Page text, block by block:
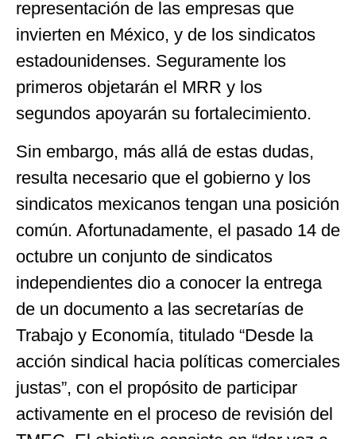
representación de las empresas que
invierten en México, y de los sindicatos
estadounidenses. Seguramente los
primeros objetarán el MRR y los
segundos apoyarán su fortalecimiento.
Sin embargo, más allá de estas dudas,
resulta necesario que el gobierno y los
sindicatos mexicanos tengan una posición
común. Afortunadamente, el pasado 14 de
octubre un conjunto de sindicatos
independientes dio a conocer la entrega
de un documento a las secretarías de
Trabajo y Economía, titulado “Desde la
acción sindical hacia políticas comerciales
justas”, con el propósito de participar
activamente en el proceso de revisión del